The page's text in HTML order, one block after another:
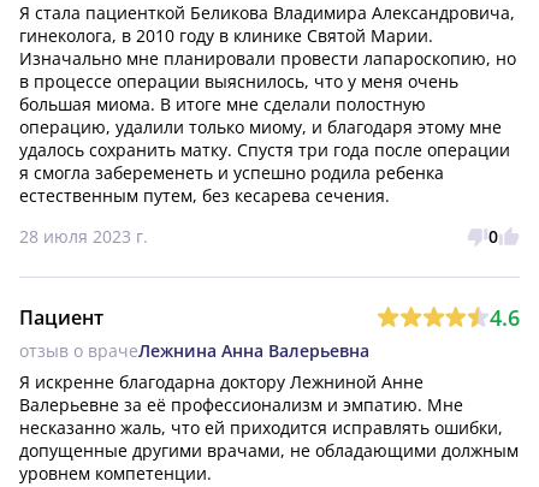
Я стала пациенткой Беликова Владимира Александровича,
гинеколога, в 2010 году в клинике Святой Марии.
Изначально мне планировали провести лапароскопию, но
в процессе операции выяснилось, что у меня очень
большая миома. В итоге мне сделали полостную
операцию, удалили только миому, и благодаря этому мне
удалось сохранить матку. Спустя три года после операции
я смогла забеременеть и успешно родила ребенка
естественным путем, без кесарева сечения.
28 июля 2023 г.
0
4.6
Пациент
отзыв о врачеЛежнина Анна Валерьевна
Я искренне благодарна доктору Лежниной Анне
Валерьевне за её профессионализм и эмпатию. Мне
несказанно жаль, что ей приходится исправлять ошибки,
допущенные другими врачами, не обладающими должным
уровнем компетенции.